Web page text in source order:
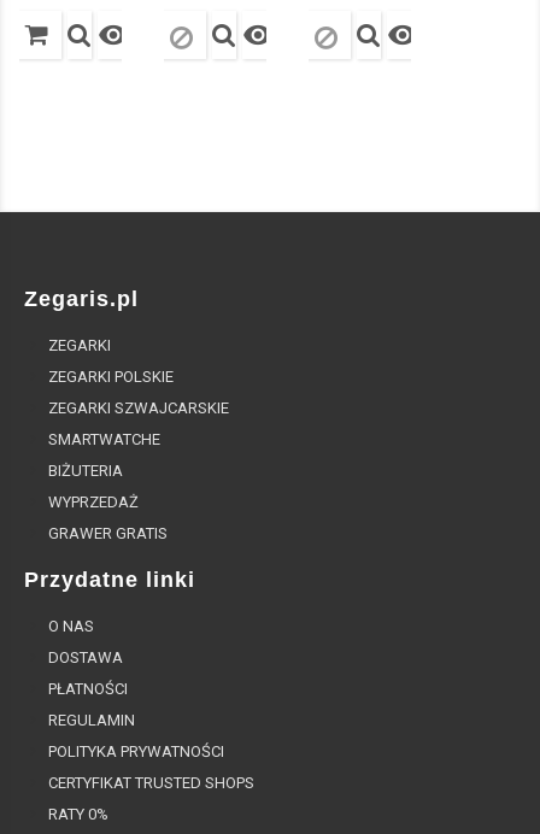
  
Zegaris.pl
ZEGARKI
ZEGARKI POLSKIE
ZEGARKI SZWAJCARSKIE
SMARTWATCHE
BIŻUTERIA
WYPRZEDAŻ
GRAWER GRATIS
Przydatne linki
O NAS
DOSTAWA
PŁATNOŚCI
REGULAMIN
POLITYKA PRYWATNOŚCI
CERTYFIKAT TRUSTED SHOPS
RATY 0%